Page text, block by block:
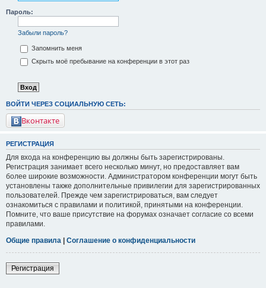
Пароль:
Забыли пароль?
Запомнить меня
Скрыть моё пребывание на конференции в этот раз
ВОЙТИ ЧЕРЕЗ СОЦИАЛЬНУЮ СЕТЬ:
Вконтакте
РЕГИСТРАЦИЯ
Для входа на конференцию вы должны быть зарегистрированы.
Регистрация занимает всего несколько минут, но предоставляет вам
более широкие возможности. Администратором конференции могут быть
установлены также дополнительные привилегии для зарегистрированных
пользователей. Прежде чем зарегистрироваться, вам следует
ознакомиться с правилами и политикой, принятыми на конференции.
Помните, что ваше присутствие на форумах означает согласие со всеми
правилами.
Общие правила
Соглашение о конфиденциальности
Регистрация